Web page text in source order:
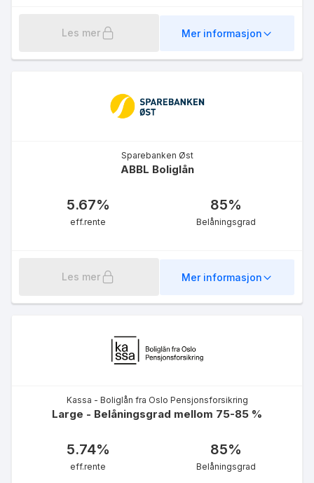
Grønt rammelån
5.14
Les mer Mer informasjon
Sparebanken Øst
ABBL Boliglån
5.67%
eff.rente
85%
Belåningsgrad
Les mer Mer informasjon
Kassa - Boliglån fra Oslo Pensjonsforsikring
Large - Belåningsgrad mellom 75-85 %
5.74%
eff.rente
85%
Belåningsgrad